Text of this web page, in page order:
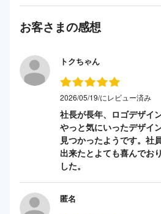
お客さまの感想
トクちゃん
2026/05/19/にレビュー済み
社長が長年、ロゴデザイ
やっと気にいったデザイ
見つかったようです。社
出来たとよても喜んでお
した。
匿名